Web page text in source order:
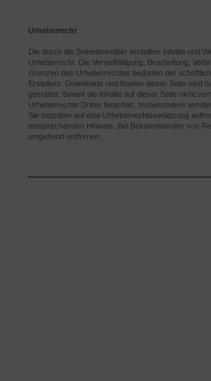
Urheberrecht
Die durch die Seitenbetreiber erstellten Inhalte und
Urheberrecht. Die Vervielfältigung, Bearbeitung,
Grenzen des Urheberrechtes bedürfen der
Erstellers. Downloads und Kopien dieser Seite sind
gestattet. Soweit die Inhalte auf dieser Seite nicht
Urheberrechte Dritter beachtet. Insbesondere
Sie trotzdem auf eine Urheberrechtsverletzung
entsprechenden Hinweis. Bei Bekanntwerden von
umgehend entfernen.